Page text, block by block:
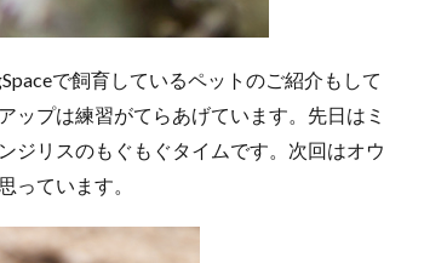
で飼育しているペットのご紹介もして
ップは練習がてらあげています。先日はミ
ジリスのもぐもぐタイムです。次回はオウ
っています。